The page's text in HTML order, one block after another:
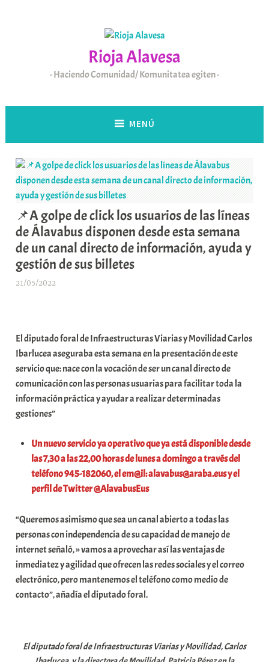
Rioja Alavesa
Haciendo Comunidad/ Komunitatea egiten
MENÚ
📌A golpe de click los usuarios de las líneas
de Álavabus disponen desde esta semana
de un canal directo de información, ayuda y
gestión de sus billetes
21/05/2022
a
r
E
r
r
x
a
K
o
u
n
i
t
a
t
El diputado foral de Infraestructuras Viarias y Movilidad Carlos
Ibarlucea aseguraba esta semana en la presentación de este
servicio que: nace con la vocación de ser un canal directo de
comunicación con las personas usuarias para facilitar toda la
información práctica y ayudar a realizar determinadas
gestiones”
Un nuevo servicio ya operativo que ya está disponible desde
las 7,30 a las 22,00 horas de lunes a domingo a través del
teléfono 945-182060, el em@il: alavabus@araba.eus y el
perfil de Twitter @AlavabusEus
“Queremos asimismo que sea un canal abierto a todas las
personas con independencia de su capacidad de manejo de
internet señaló, » vamos a aprovechar así las ventajas de
inmediatez y agilidad que ofrecen las redes sociales y el correo
electrónico, pero mantenemos el teléfono como medio de
contacto”, añadía el diputado foral.
El diputado foral de Infraestructuras Viarias y Movilidad, Carlos